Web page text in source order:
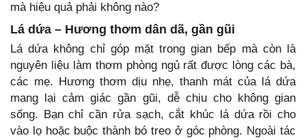
mà hiệu quả phải không nào?
Lá dứa – Hương thơm dân dã, gần gũi
Lá dứa không chỉ góp mặt trong gian bếp mà còn là
nguyên liệu làm thơm phòng ngủ rất được lòng các bà,
các mẹ. Hương thơm dịu nhẹ, thanh mát của lá dứa
mang lại cảm giác gần gũi, dễ chịu cho không gian
sống. Bạn chỉ cần rửa sạch, cắt khúc lá dứa rồi cho
vào lọ hoặc buộc thành bó treo ở góc phòng. Ngoài tác